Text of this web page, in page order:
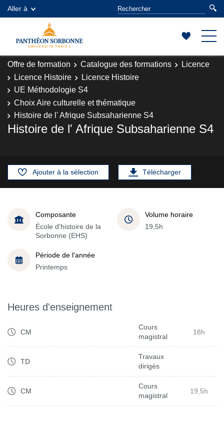
Aller à
Offre de formation Catalogue des formations
Licence
Licence Histoire
Licence Histoire
UE Méthodologie S4
Choix Aire culturelle et thématique
Histoire de l' Afrique Subsaharienne S4
Histoire de l' Afrique Subsaharienne S4
Ajouter à la sélection Télécharger
Composante
École d'histoire de la
Sorbonne (EHS)
Volume horaire
19,5h
Période de l'année
Printemps
Heures d'enseignement
CM
Cours
magistral
18h
TD
Travaux
dirigés
CM
Cours
magistral
19,5h